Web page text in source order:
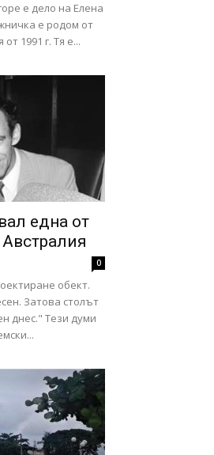
е дело на Елена
е родом от
1991 г. Тя е...
една от
0
обект.
Затова столът
днес." Тези думи